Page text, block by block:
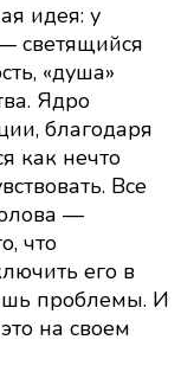
идея: у
светящийся
«душа»
Ядро
благодаря
как нечто
Все
—
что
его в
проблемы. И
на своем